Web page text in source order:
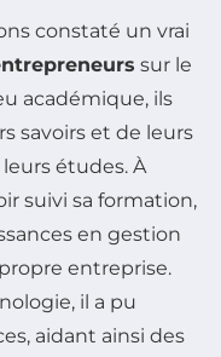
constaté un vrai
sur le
académique, ils
savoirs et de leurs
études. À
suivi sa formation,
en gestion
entreprise.
il a pu
aidant ainsi des